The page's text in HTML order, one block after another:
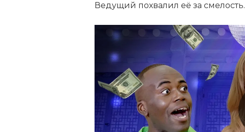
Ведущий похвалил её за смелость.